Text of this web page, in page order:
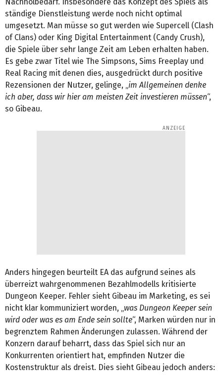
ständige Dienstleistung werde noch nicht optimal
umgesetzt. Man müsse so gut werden wie Supercell (Clash
of Clans) oder King Digital Entertainment (Candy Crush),
die Spiele über sehr lange Zeit am Leben erhalten haben.
Es gebe zwar Titel wie The Simpsons, Sims Freeplay und
Real Racing mit denen dies, ausgedrückt durch positive
Rezensionen der Nutzer, gelinge, „ im Allgemeinen denke
ich aber, dass wir hier am meisten Zeit investieren müssen“,
so Gibeau.
Anders hingegen beurteilt EA das aufgrund seines als
überreizt wahrgenommenen Bezahlmodells kritisierte
Dungeon Keeper. Fehler sieht Gibeau im Marketing, es sei
nicht klar kommuniziert worden, „ was Dungeon Keeper sein
wird oder was es am Ende sein sollte“, Marken würden nur in
begrenztem Rahmen Änderungen zulassen. Während der
Konzern darauf beharrt, dass das Spiel sich nur an
Konkurrenten orientiert hat, empfinden Nutzer die
Kostenstruktur als dreist. Dies sieht Gibeau jedoch anders: